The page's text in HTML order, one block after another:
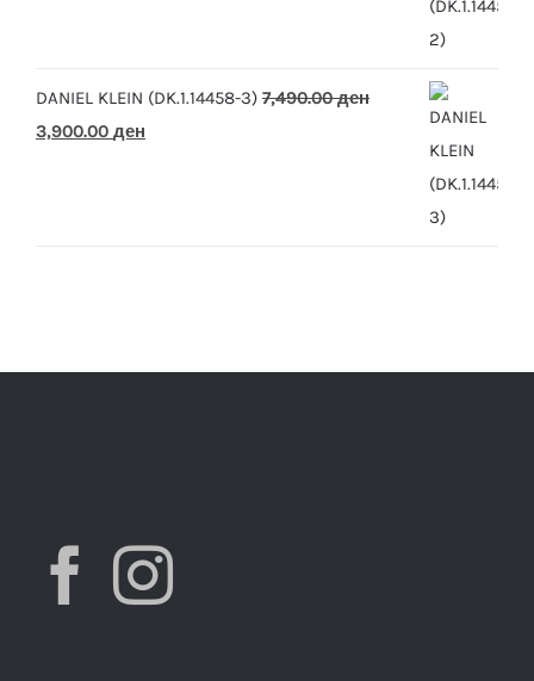
DANIEL KLEIN (DK.1.14458-3) 7,490.00ден
Original
3,900.00 ден